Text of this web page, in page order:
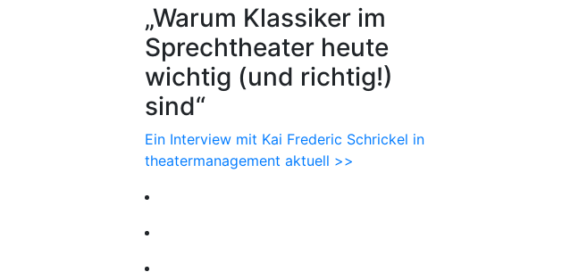
„Warum Klassiker im
Sprechtheater heute
wichtig (und richtig!)
sind“
Ein Interview mit Kai Frederic Schrickel in
theatermanagement aktuell >>